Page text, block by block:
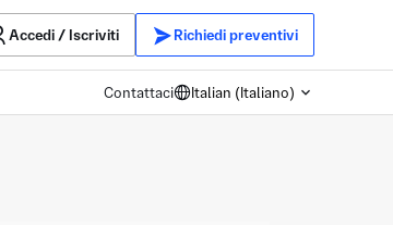
Accedi / Iscriviti Richiedi preventivi
Contattaci Italian (Italiano)